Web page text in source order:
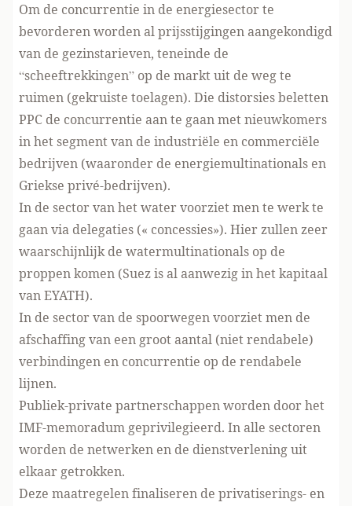
Om de concurrentie in de energiesector te
bevorderen worden al prijsstijgingen aangekondigd
van de gezinstarieven, teneinde de
“scheeftrekkingen” op de markt uit de weg te
ruimen (gekruiste toelagen). Die distorsies beletten
PPC de concurrentie aan te gaan met nieuwkomers
in het segment van de industriële en commerciële
bedrijven (waaronder de energiemultinationals en
Griekse privé-bedrijven).
In de sector van het water voorziet men te werk te
gaan via delegaties (« concessies»). Hier zullen zeer
waarschijnlijk de watermultinationals op de
proppen komen (Suez is al aanwezig in het kapitaal
van EYATH).
In de sector van de spoorwegen voorziet men de
afschaffing van een groot aantal (niet rendabele)
verbindingen en concurrentie op de rendabele
lijnen.
Publiek-private partnerschappen worden door het
IMF-memoradum geprivilegieerd. In alle sectoren
worden de netwerken en de dienstverlening uit
elkaar getrokken.
Deze maatregelen finaliseren de privatiserings- en